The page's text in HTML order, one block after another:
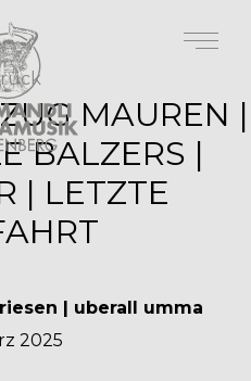
MAUREN |
BALZERS |
| LETZTE
| uberall umma
2025